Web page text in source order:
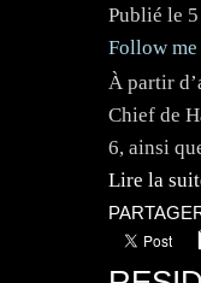
Publié le
Follow me
À partir
Chief de
6, ainsi
Lire la